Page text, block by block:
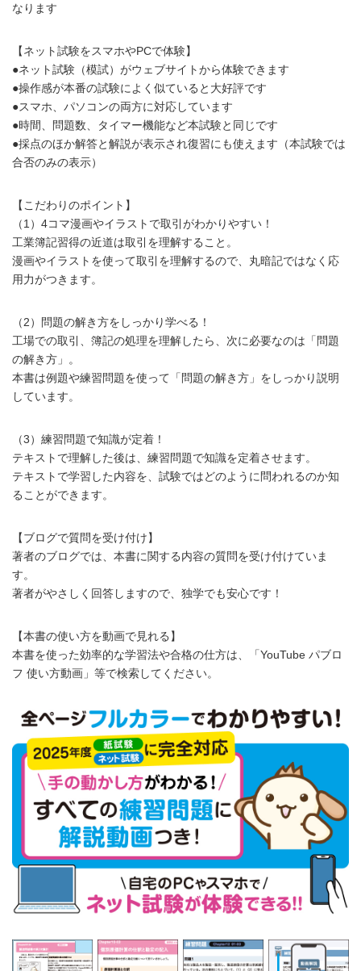
なります
【ネット試験をスマホやPCで体験】
●ネット試験（模試）がウェブサイトから体験できます
●操作感が本番の試験によく似ていると大好評です
●スマホ、パソコンの両方に対応しています
●時間、問題数、タイマー機能など本試験と同じです
●採点のほか解答と解説が表示され復習にも使えます（本試験では
合否のみの表示）
【こだわりのポイント】
（1）4コマ漫画やイラストで取引がわかりやすい！
工業簿記習得の近道は取引を理解すること。
漫画やイラストを使って取引を理解するので、丸暗記ではなく応
用力がつきます。
（2）問題の解き方をしっかり学べる！
工場での取引、簿記の処理を理解したら、次に必要なのは「問題
の解き方」。
本書は例題や練習問題を使って「問題の解き方」をしっかり説明
しています。
（3）練習問題で知識が定着！
テキストで理解した後は、練習問題で知識を定着させます。
テキストで学習した内容を、試験ではどのように問われるのか知
ることができます。
【ブログで質問を受け付け】
著者のブログでは、本書に関する内容の質問を受け付けていま
す。
著者がやさしく回答しますので、独学でも安心です！
【本書の使い方を動画で見れる】
本書を使った効率的な学習法や合格の仕方は、「YouTube パブロ
フ 使い方動画」等で検索してください。